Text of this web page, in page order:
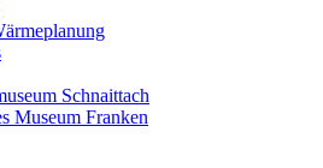
Schnaittach
Museum Franken